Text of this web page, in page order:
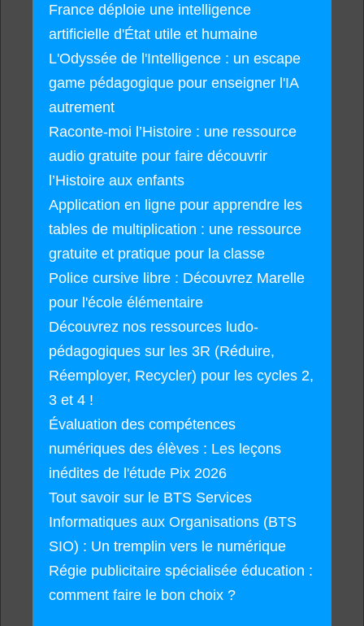
France déploie une intelligence
artificielle d'État utile et humaine
L'Odyssée de l'Intelligence : un escape
game pédagogique pour enseigner l'IA
autrement
Raconte-moi l’Histoire : une ressource
audio gratuite pour faire découvrir
l’Histoire aux enfants
Application en ligne pour apprendre les
tables de multiplication : une ressource
gratuite et pratique pour la classe
Police cursive libre : Découvrez Marelle
pour l'école élémentaire
Découvrez nos ressources ludo-
pédagogiques sur les 3R (Réduire,
Réemployer, Recycler) pour les cycles 2,
3 et 4 !
Évaluation des compétences
numériques des élèves : Les leçons
inédites de l'étude Pix 2026
Tout savoir sur le BTS Services
Informatiques aux Organisations (BTS
SIO) : Un tremplin vers le numérique
Régie publicitaire spécialisée éducation :
comment faire le bon choix ?